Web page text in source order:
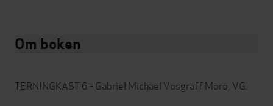
Om boken
TERNINGKAST 6 - Gabriel Michael Vosgraff Moro, VG.